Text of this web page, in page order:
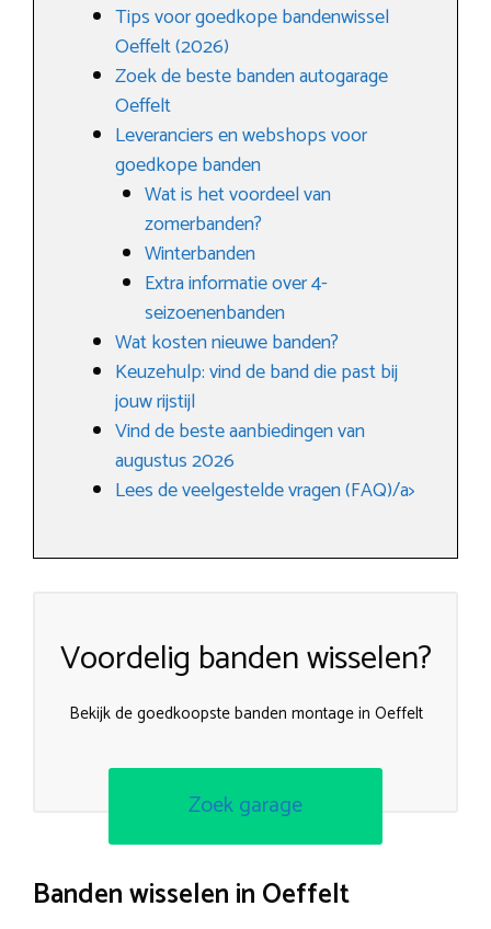
Tips voor goedkope bandenwissel
Oeffelt (2026)
Zoek de beste banden autogarage
Oeffelt
Leveranciers en webshops voor
goedkope banden
Wat is het voordeel van
zomerbanden?
Winterbanden
Extra informatie over 4-
seizoenenbanden
Wat kosten nieuwe banden?
Keuzehulp: vind de band die past bij
jouw rijstijl
Vind de beste aanbiedingen van
augustus 2026
Lees de veelgestelde vragen (FAQ)/a>
Voordelig banden wisselen?
Bekijk de goedkoopste banden montage in Oeffelt
Zoek garage
Banden wisselen in Oeffelt